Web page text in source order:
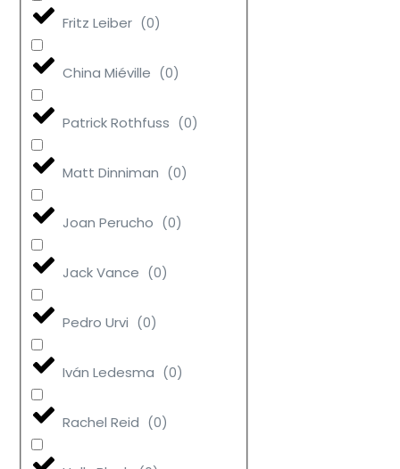
Fritz Leiber (0)
China Miéville (0)
Patrick Rothfuss (0)
Matt Dinniman (0)
Joan Perucho (0)
Jack Vance (0)
Pedro Urvi (0)
Iván Ledesma (0)
Rachel Reid (0)